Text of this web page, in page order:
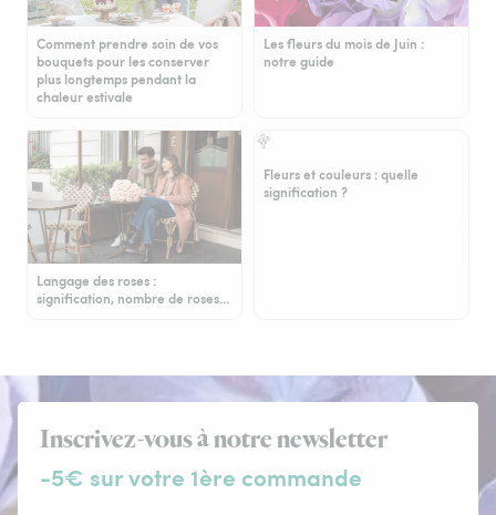
Comment prendre soin de vos
bouquets pour les conserver
plus longtemps pendant la
chaleur estivale
Les fleurs du mois de Juin :
notre guide
Langage des roses :
signification, nombre de roses…
Fleurs et couleurs : quelle
signification ?
Inscrivez-vous à notre newsletter
-5€ sur votre 1ère commande